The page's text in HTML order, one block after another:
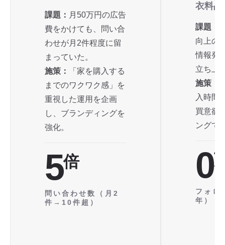
課題： 月50万円の広告
費をかけても、問い合
わせが月2件程度に留
まっていた。
施策：
「家を購入する
までのワクワク感」を
重視した運用を企画
し、ブランディングを
強化。
5倍
問い合わせ数（月2
件→10件超）
衣料品
課題：
向上の
情報発
立ち上
施策：
入時間
買意欲
ングで
0
フォロ
年）